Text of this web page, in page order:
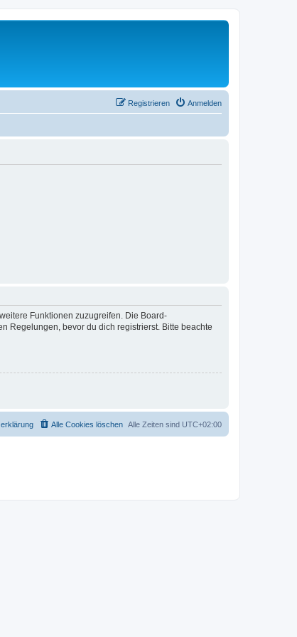
Anmelden
Registrieren
Funktionen zuzugreifen. Die Board-
Regelungen, bevor du dich registrierst. Bitte beachte
Alle Zeiten sind UTC+02:00
Alle Cookies löschen